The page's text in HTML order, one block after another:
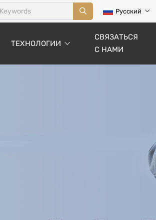
Русский
ТЕХНОЛОГИИ
СВЯЗАТЬСЯ
С НАМИ